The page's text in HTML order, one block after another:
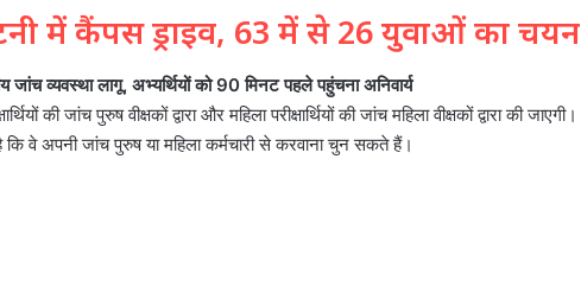
में कैंपस ड्राइव, 63 में से 26 युवाओं का चयन
जांच व्यवस्था लागू, अभ्यर्थियों को 90 मिनट पहले पहुंचना अनिवार्य
की जांच पुरुष वीक्षकों द्वारा और महिला परीक्षार्थियों की जांच महिला वीक्षकों द्वारा की जाएगी।
कि वे अपनी जांच पुरुष या महिला कर्मचारी से करवाना चुन सकते हैं।